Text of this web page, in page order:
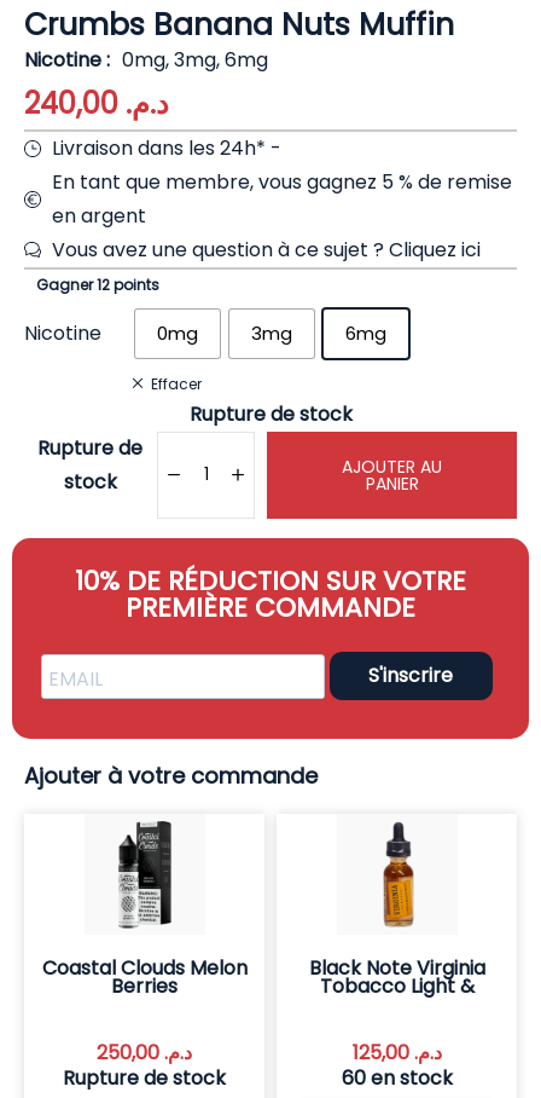
Crumbs Banana Nuts Muffin
Nicotine 0mg, 3mg, 6mg
د.م.
Livraison dans les 24h* -
En tant que membre, vous gagnez 5 % de remise
en argent
Vous avez une question à ce sujet ?Cliquez ici
Gagner 12 points
Nicotine 0mg 3mg 6mg
Effacer
Rupture de stock
Rupture de
stock
AJOUTER AU
PANIER
10% DE RÉDUCTION SUR VOTRE
PREMIÈRE COMMANDE
S'inscrire
Ajouter à votre commande
Coastal Clouds Melon
Berries
د.م.
Rupture de stock
Black Note Virginia
Tobacco Light &
د.م.125,00
60 en stock